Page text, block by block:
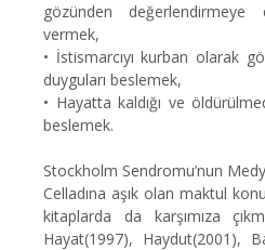
gözünden
vermek,
• İstismarcıyı kurban olarak
duyguları beslemek,
• Hayatta kaldığı ve
beslemek.
Stockholm Sendromu’nun
Celladına aşık olan maktul
kitaplarda da karşımıza
Hayat(1997), Haydut(2001),